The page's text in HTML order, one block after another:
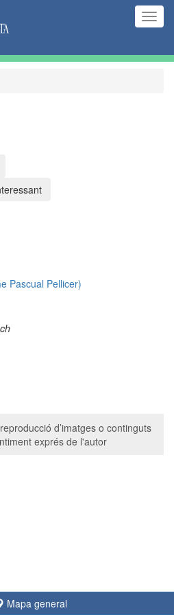
Pascual Pellicer)
Mapa general
d’imatges o continguts
exprés de l'autor